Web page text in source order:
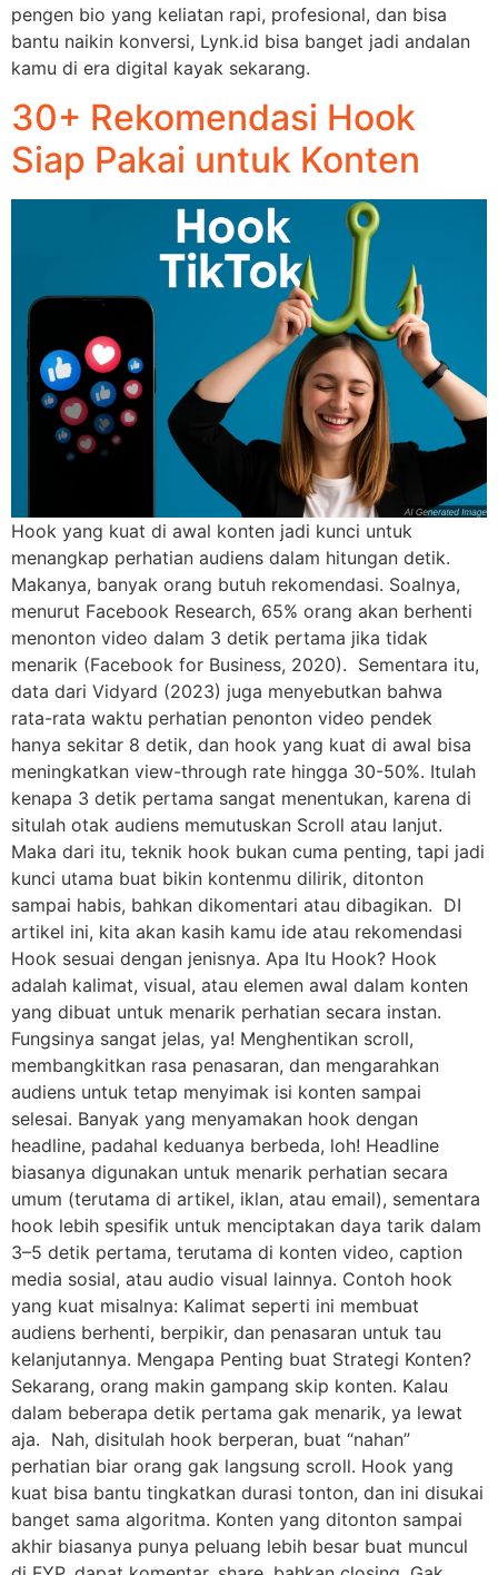
pengen bio yang keliatan rapi, profesional, dan bisa
bantu naikin konversi, Lynk.id bisa banget jadi andalan
kamu di era digital kayak sekarang.
30+ Rekomendasi Hook
Siap Pakai untuk Konten
Hook yang kuat di awal konten jadi kunci untuk
menangkap perhatian audiens dalam hitungan detik.
Makanya, banyak orang butuh rekomendasi. Soalnya,
menurut Facebook Research, 65% orang akan berhenti
menonton video dalam 3 detik pertama jika tidak
menarik (Facebook for Business, 2020). Sementara itu,
data dari Vidyard (2023) juga menyebutkan bahwa
rata-rata waktu perhatian penonton video pendek
hanya sekitar 8 detik, dan hook yang kuat di awal bisa
meningkatkan view-through rate hingga 30-50%. Itulah
kenapa 3 detik pertama sangat menentukan, karena di
situlah otak audiens memutuskan Scroll atau lanjut.
Maka dari itu, teknik hook bukan cuma penting, tapi jadi
kunci utama buat bikin kontenmu dilirik, ditonton
sampai habis, bahkan dikomentari atau dibagikan. DI
artikel ini, kita akan kasih kamu ide atau rekomendasi
Hook sesuai dengan jenisnya. Apa Itu Hook? Hook
adalah kalimat, visual, atau elemen awal dalam konten
yang dibuat untuk menarik perhatian secara instan.
Fungsinya sangat jelas, ya! Menghentikan scroll,
membangkitkan rasa penasaran, dan mengarahkan
audiens untuk tetap menyimak isi konten sampai
selesai. Banyak yang menyamakan hook dengan
headline, padahal keduanya berbeda, loh! Headline
biasanya digunakan untuk menarik perhatian secara
umum (terutama di artikel, iklan, atau email), sementara
hook lebih spesifik untuk menciptakan daya tarik dalam
3–5 detik pertama, terutama di konten video, caption
media sosial, atau audio visual lainnya. Contoh hook
yang kuat misalnya: Kalimat seperti ini membuat
audiens berhenti, berpikir, dan penasaran untuk tau
kelanjutannya. Mengapa Penting buat Strategi Konten?
Sekarang, orang makin gampang skip konten. Kalau
dalam beberapa detik pertama gak menarik, ya lewat
aja. Nah, disitulah hook berperan, buat “nahan”
perhatian biar orang gak langsung scroll. Hook yang
kuat bisa bantu tingkatkan durasi tonton, dan ini disukai
banget sama algoritma. Konten yang ditonton sampai
akhir biasanya punya peluang lebih besar buat muncul